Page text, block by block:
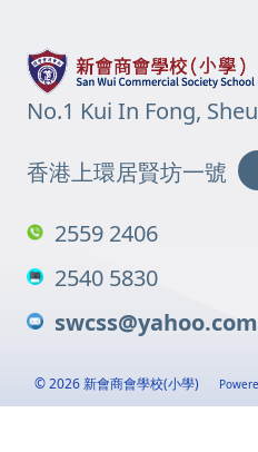
No.1 Kui In Fong,
香港上環居賢坊一號
2559 2406
2540 5830
© 2026新會商會學校(小學)